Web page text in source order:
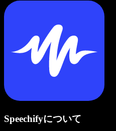
Speechifyについて